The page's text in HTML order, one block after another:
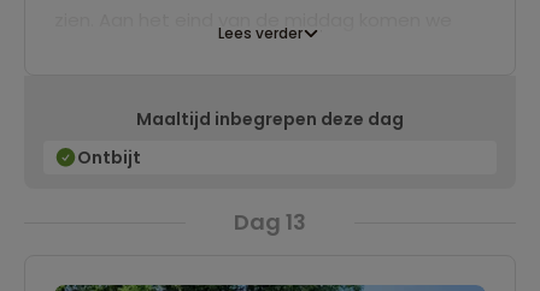
Lees verder
Maaltijd inbegrepen deze dag
Ontbijt
Dag 13